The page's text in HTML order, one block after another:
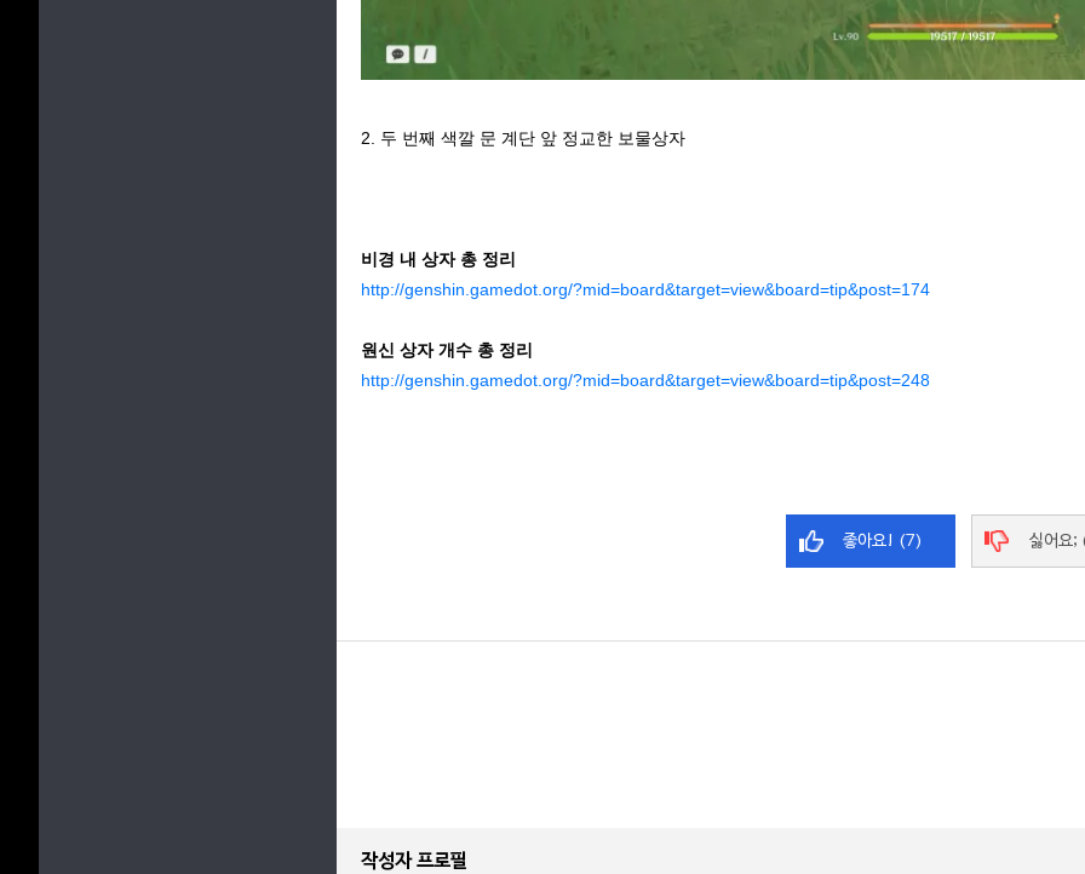
2. 두 번째 색깔 문 계단 앞 정교한 보물상자
비경 내 상자 총 정리
http://genshin.gamedot.org/?mid=board&target=view&board=tip&post=174
원신 상자 개수 총 정리
http://genshin.gamedot.org/?mid=board&target=view&board=tip&post=248
좋아요! (7) 싫어요;
작성자 프로필